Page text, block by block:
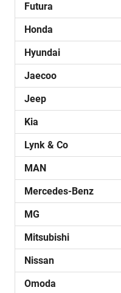
Futura
Honda
Hyundai
Jaecoo
Jeep
Kia
Lynk & Co
MAN
Mercedes-Benz
MG
Mitsubishi
Nissan
Omoda